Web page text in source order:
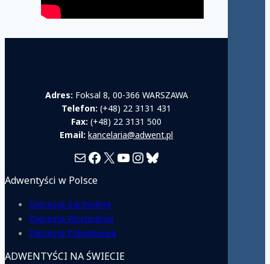
Adres: Foksal 8, 00-366 WARSZAWA
Telefon: (+48) 22 3131 431
Fax: (+48) 22 3131 500
Email: kancelaria@adwent.pl
MailFacebook
X YouTube
Instagram
Bluesky
Adwentyści w Polsce
Diecezja Zachodnia
Diecezja Wschodnia
Diecezja Południowa
ADWENTYŚCI NA ŚWIECIE